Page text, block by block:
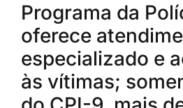
Programa da
oferece
especializado e
às vítimas;